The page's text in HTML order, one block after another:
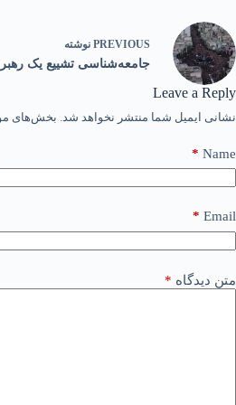
PREVIOUS نوشته
جامعه‌شناسی تشییع یک
Leave a Reply
نشانی ایمیل شما منتشر نخواهد شد. بخش‌های
Name
*
Email
*
متن دیدگاه *